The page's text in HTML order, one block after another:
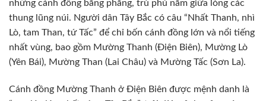
những cánh đồng bằng phẳng, trù phú nằm giữa lòng các
thung lũng núi. Người dân Tây Bắc có câu “Nhất Thanh, nhì
Lò, tam Than, tứ Tấc” để chỉ bốn cánh đồng lớn và nổi tiếng
nhất vùng, bao gồm Mường Thanh (Điện Biên), Mường Lò
(Yên Bái), Mường Than (Lai Châu) và Mường Tấc (Sơn La).
Cánh đồng Mường Thanh ở Điện Biên được mệnh danh là